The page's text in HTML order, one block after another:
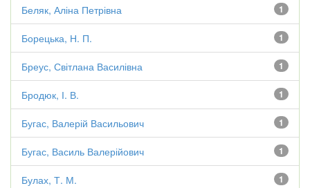
1
Беляк, Аліна Петрівна
1
Борецька, Н. П.
1
Бреус, Світлана Василівна
1
Бродюк, І. В.
1
Бугас, Валерій Васильович
1
Бугас, Василь Валерійович
1
Булах, Т. М.